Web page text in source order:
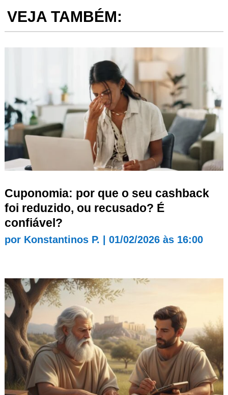
VEJA TAMBÉM:
Cuponomia: por que o seu cashback
foi reduzido, ou recusado? É
confiável?
por Konstantinos P. 01/02/2026 às 16:00